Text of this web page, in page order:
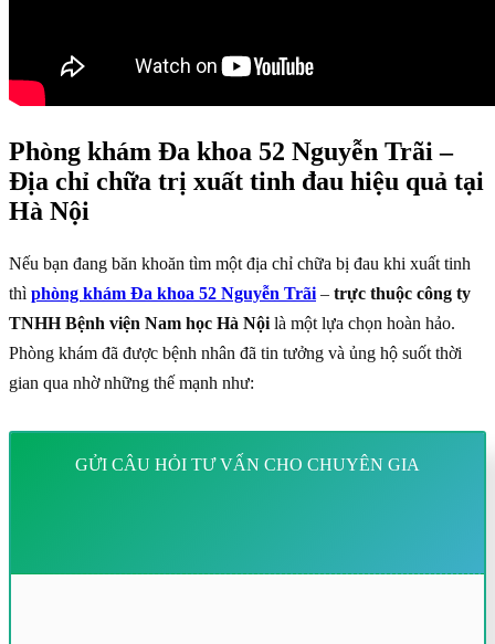
Phòng khám Đa khoa 52 Nguyễn Trãi –
Địa chỉ chữa trị xuất tinh đau hiệu quả tại
Hà Nội
Nếu bạn đang băn khoăn tìm một địa chỉ chữa bị đau khi xuất tinh
thì phòng khám Đa khoa 52 Nguyễn Trãi – trực thuộc công ty
TNHH Bệnh viện Nam học Hà Nội là một lựa chọn hoàn hảo.
Phòng khám đã được bệnh nhân đã tin tưởng và ủng hộ suốt thời
gian qua nhờ những thế mạnh như:
GỬI CÂU HỎI TƯ VẤN CHO CHUYÊN GIA